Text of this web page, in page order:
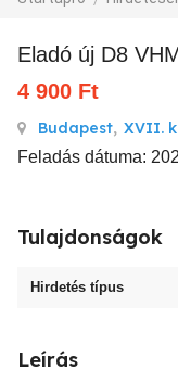
Eladó új D8
4 900 Ft
Budapest, XVII.
Feladás dátuma:
Tulajdonságok
Hirdetés típus
Leírás